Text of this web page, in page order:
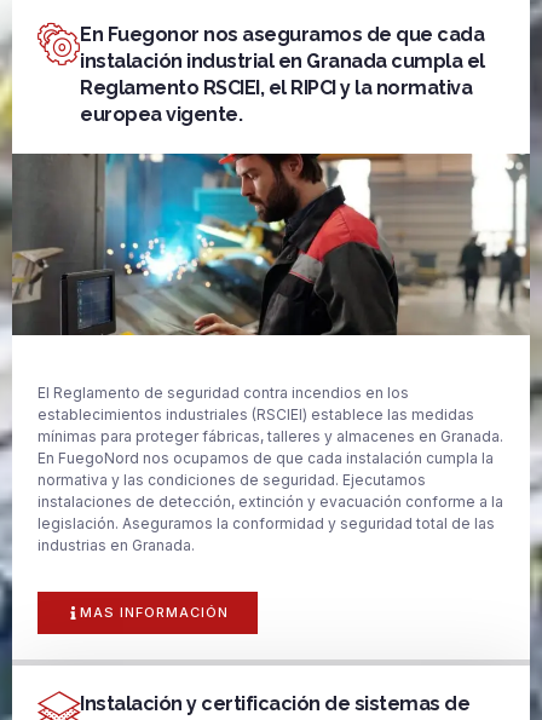
En Fuegonor nos aseguramos de que cada
instalación industrial en Granada cumpla el
Reglamento RSCIEI, el RIPCI y la normativa
europea vigente.
El Reglamento de seguridad contra incendios en los
establecimientos industriales (RSCIEI) establece las medidas
mínimas para proteger fábricas, talleres y almacenes en Granada.
En FuegoNord nos ocupamos de que cada instalación cumpla la
normativa y las condiciones de seguridad. Ejecutamos
instalaciones de detección, extinción y evacuación conforme a la
legislación. Aseguramos la conformidad y seguridad total de las
industrias en Granada.
MAS INFORMACIÓN
Instalación y certificación de sistemas de